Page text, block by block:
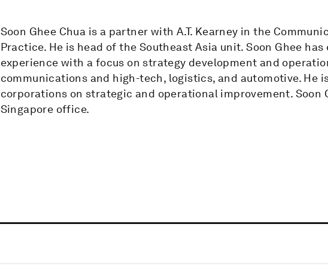
Soon Ghee Chua is a partner with A.T. Kearney in the
Practice. He is head of the Southeast Asia unit. Soon Ghee
experience with a focus on strategy development and
communications and high-tech, logistics, and automotive. He
corporations on strategic and operational improvement. Soon
Singapore office.